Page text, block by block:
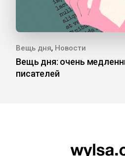
Вещь дня, Новости
Вещь дня: очень
писателей